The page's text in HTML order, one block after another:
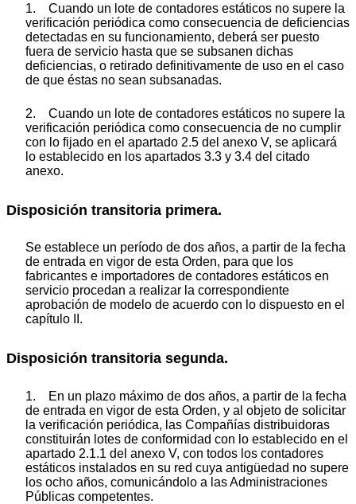
1. Cuando un lote de contadores estáticos no supere la
verificación periódica como consecuencia de deficiencias
detectadas en su funcionamiento, deberá ser puesto
fuera de servicio hasta que se subsanen dichas
deficiencias, o retirado definitivamente de uso en el caso
de que éstas no sean subsanadas.
2. Cuando un lote de contadores estáticos no supere la
verificación periódica como consecuencia de no cumplir
con lo fijado en el apartado 2.5 del anexo V, se aplicará
lo establecido en los apartados 3.3 y 3.4 del citado
anexo.
Disposición transitoria primera.
Se establece un período de dos años, a partir de la fecha
de entrada en vigor de esta Orden, para que los
fabricantes e importadores de contadores estáticos en
servicio procedan a realizar la correspondiente
aprobación de modelo de acuerdo con lo dispuesto en el
capítulo II.
Disposición transitoria segunda.
1. En un plazo máximo de dos años, a partir de la fecha
de entrada en vigor de esta Orden, y al objeto de solicitar
la verificación periódica, las Compañías distribuidoras
constituirán lotes de conformidad con lo establecido en el
apartado 2.1.1 del anexo V, con todos los contadores
estáticos instalados en su red cuya antigüedad no supere
los ocho años, comunicándolo a las Administraciones
Públicas competentes.